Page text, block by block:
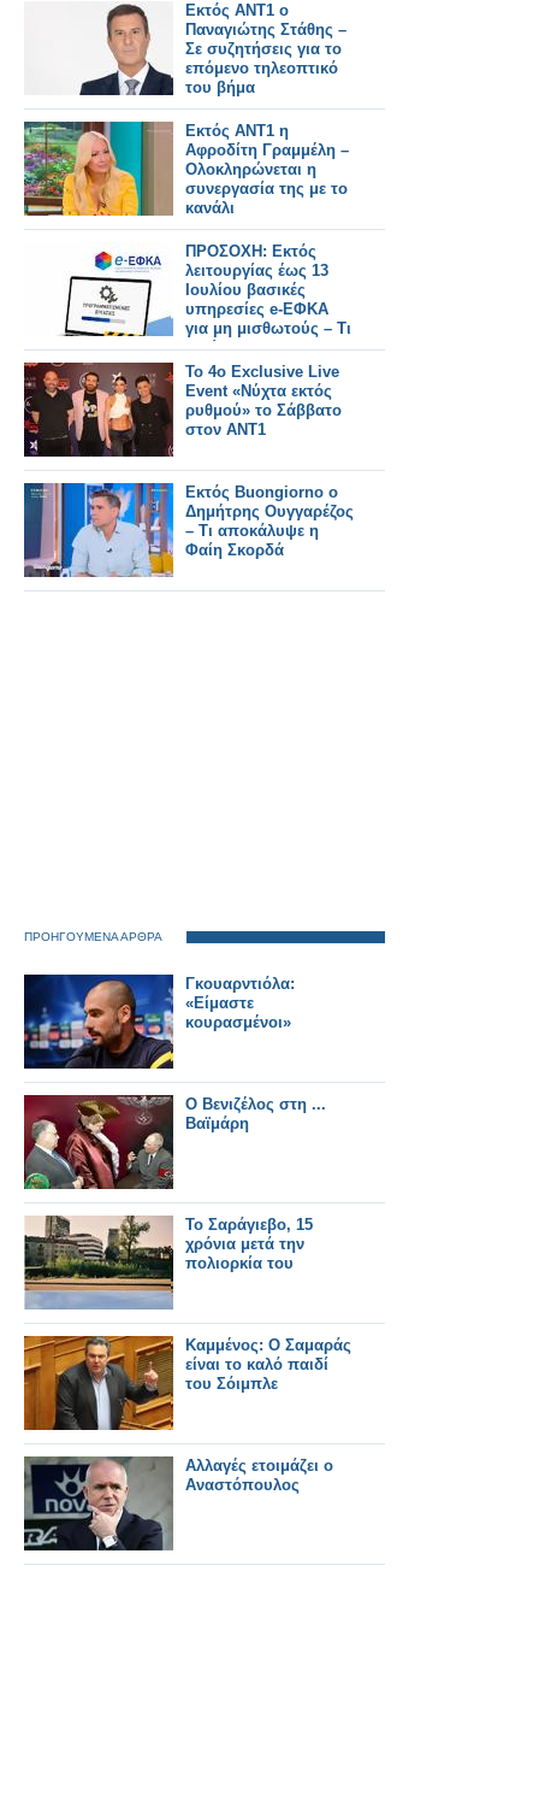
Εκτός ΑΝΤ1 ο
Παναγιώτης Στάθης –
Σε συζητήσεις για το
επόμενο τηλεοπτικό
του βήμα
Εκτός ΑΝΤ1 η
Αφροδίτη Γραμμέλη –
Ολοκληρώνεται η
συνεργασία της με το
κανάλι
ΠΡΟΣΟΧΗ: Εκτός
λειτουργίας έως 13
Ιουλίου βασικές
υπηρεσίες e-ΕΦΚΑ
για μη μισθωτούς – Τι
ισχύει για τους
φαρμακοποιούς
Το 4ο Exclusive Live
Event «Νύχτα εκτός
ρυθμού» το Σάββατο
στον ΑΝΤ1
Εκτός Buongiorno ο
Δημήτρης Ουγγαρέζος
– Τι αποκάλυψε η
Φαίη Σκορδά
ΠΡΟΗΓΟΥΜΕΝΑ ΑΡΘΡΑ
Γκουαρντιόλα:
«Είμαστε
κουρασμένοι»
Ο Βενιζέλος στη ...
Βαϊμάρη
Το Σαράγιεβο, 15
χρόνια μετά την
πολιορκία του
Καμμένος: Ο Σαμαράς
είναι το καλό παιδί
του Σόιμπλε
Αλλαγές ετοιμάζει ο
Αναστόπουλος